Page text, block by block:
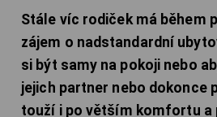
Stále víc rodiček má během
zájem o nadstandardní
si být samy na pokoji nebo
jejich partner nebo dokonce
touží i po větším komfortu a